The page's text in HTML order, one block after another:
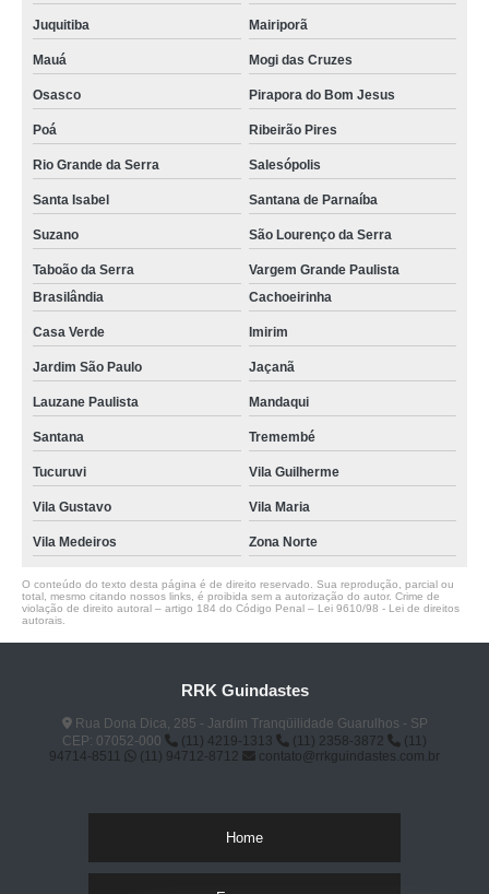
Juquitiba Mairiporã
Mauá Mogi das Cruzes
Osasco Pirapora do Bom Jesus
Poá Ribeirão Pires
Rio Grande da Serra Salesópolis
Santa Isabel Santana de Parnaíba
Suzano São Lourenço da Serra
Taboão da Serra
Vargem Grande Paulista
Brasilândia
Cachoeirinha
Casa Verde Imirim
Jardim São Paulo Jaçanã
Lauzane Paulista Mandaqui
Santana Tremembé
Tucuruvi Vila Guilherme
Vila Gustavo Vila Maria
Vila Medeiros Zona Norte
O conteúdo do texto desta página é de direito reservado. Sua reprodução, parcial ou
total, mesmo citando nossos links, é proibida sem a autorização do autor. Crime de
violação de direito autoral – artigo 184 do Código Penal – Lei 9610/98 - Lei de direitos
autorais.
RRK Guindastes
Rua Dona Dica, 285 - Jardim Tranqüilidade Guarulhos - SP
CEP: 07052-000
(11) 4219-1313 (11) 2358-3872
(11)
94714-8511
(11) 94712-8712 contato@rrkguindastes.com.br
Home